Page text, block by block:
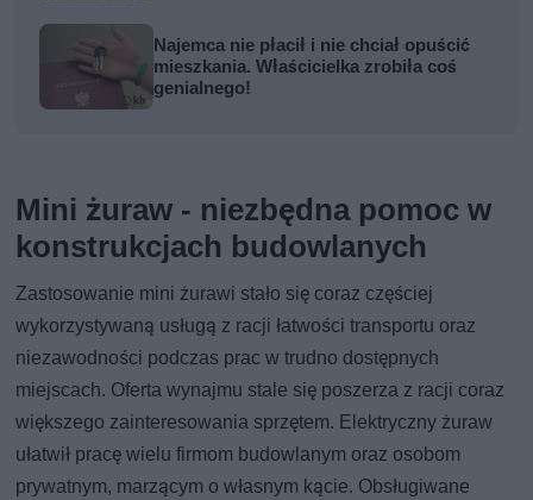
Najemca nie płacił i nie chciał opuścić
mieszkania. Właścicielka zrobiła coś
genialnego!
Mini żuraw - niezbędna pomoc w
konstrukcjach budowlanych
Zastosowanie mini żurawi stało się coraz częściej
wykorzystywaną usługą z racji łatwości transportu oraz
niezawodności podczas prac w trudno dostępnych
miejscach. Oferta wynajmu stale się poszerza z racji coraz
większego zainteresowania sprzętem. Elektryczny żuraw
ułatwił pracę wielu firmom budowlanym oraz osobom
prywatnym, marzącym o własnym kącie. Obsługiwane